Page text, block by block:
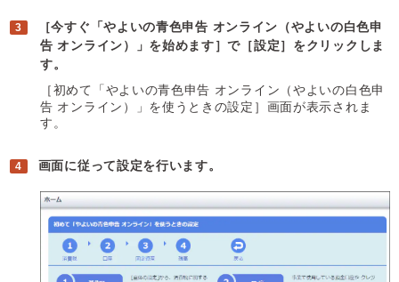
［今すぐ「やよいの青色申告 オンライン（やよいの白色申
告 オンライン）」を始めます］で［設定］をクリックしま
す。
［初めて「やよいの青色申告 オンライン（やよいの白色申
告 オンライン）」を使うときの設定］画面が表示されま
す。
画面に従って設定を行います。